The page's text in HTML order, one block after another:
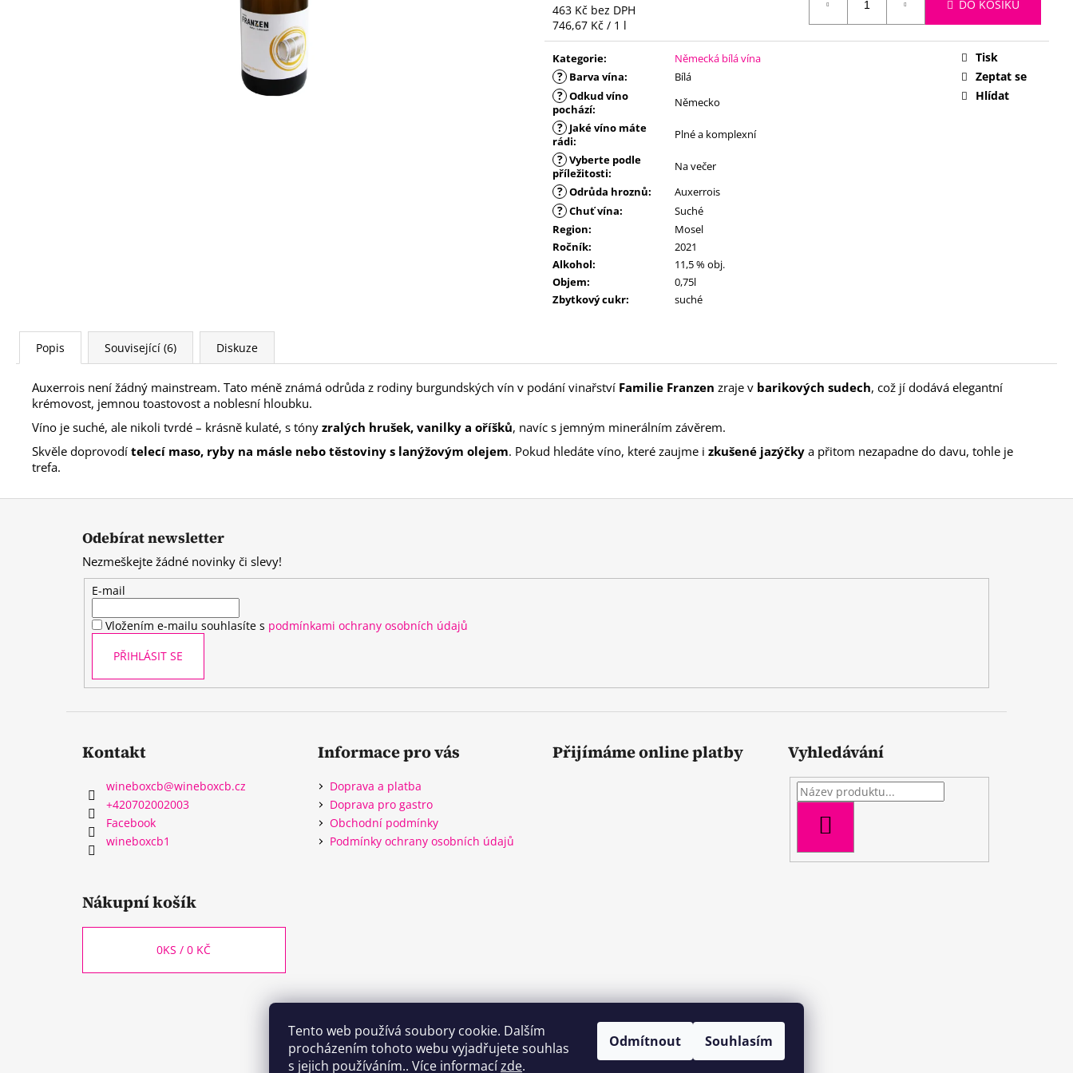
Tento web používá soubory cookie. Dalším
procházením tohoto webu vyjadřujete souhlas
s jejich používáním.. Více informacízde.
Odmítnout Souhlasím
463 Kč bez DPH
Měrná
cena:
746,67 Kč / 1 l
DO KOŠÍKU
Kategorie: Německá bílá vína
? Barva vína: Bílá
? Odkud víno
pochází: Německo
? Jaké víno máte
rádi: Plné a komplexní
? Vyberte podle
příležitosti: Na večer
? Odrůda hroznů: Auxerrois
? Chuť vína:
Suché
Region:
Mosel
Ročník:
2021
Alkohol:
11,5 % obj.
Objem:
0,75l
Zbytkový cukr: suché
Tisk
Zeptat se
Hlídat
Popis Související (6) Diskuze
Auxerrois není žádný mainstream. Tato méně známá odrůda z rodiny burgundských vín v podání vinařství Familie Franzen zraje v barikových sudech, což jí dodává elegantní
krémovost, jemnou toastovost a noblesní hloubku.
Víno je suché, ale nikoli tvrdé – krásně kulaté, s tóny zralých hrušek, vanilky a oříšků, navíc s jemným minerálním závěrem.
Skvěle doprovodí telecí maso, ryby na másle nebo těstoviny s lanýžovým olejem. Pokud hledáte víno, které zaujme i zkušené jazýčky a přitom nezapadne do davu, tohle je
trefa.
Z
Odebírat newsletter
Nezmeškejte žádné novinky či slevy!
E-mail
Vložením e-mailu souhlasíte s podmínkami ochrany osobních údajů
PŘIHLÁSIT SE
Kontakt
wineboxcb@wineboxcb.cz
+420702002003
Facebook
wineboxcb1
Informace pro vás
Doprava a platba
Doprava pro gastro
Obchodní podmínky
Podmínky ochrany osobních údajů
Přijímáme online platby Vyhledávání
Nákupní košík
0KS /0 KČ
Plzeňka CB